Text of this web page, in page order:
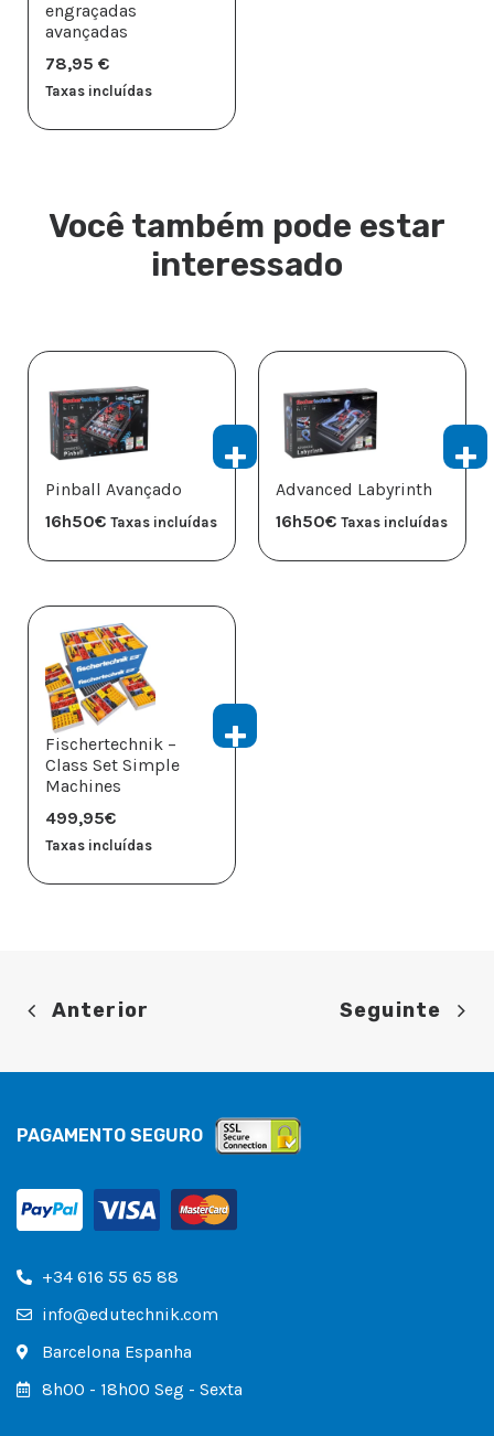
engraçadas
avançadas
78,95 €
Taxas incluídas
Você também pode estar
interessado
Pinball Avançado
16h50€ Taxas incluídas
Advanced Labyrinth
16h50€ Taxas incluídas
Fischertechnik –
Class Set Simple
Machines
499,95€
Taxas incluídas
Anterior Seguinte
PAGAMENTO SEGURO
+34 616 55 65 88
info@edutechnik.com
Barcelona Espanha
8h00 - 18h00 Seg - Sexta